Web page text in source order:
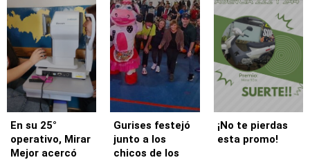
En su 25°
operativo, Mirar
Mejor acercó
Gurises festejó
junto a los
chicos de los
¡No te pierdas
esta promo!